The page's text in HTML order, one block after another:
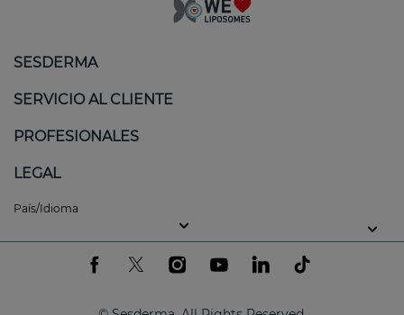
SESDERMA
SERVICIO AL CLIENTE
PROFESIONALES
LEGAL
País/Idioma